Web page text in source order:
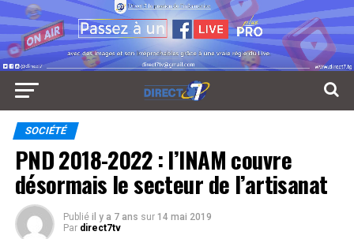
SOCIÉTÉ
PND 2018-2022 : l’INAM couvre
désormais le secteur de l’artisanat
Publié il y a 7 ans sur 14 mai 2019
Par direct7tv